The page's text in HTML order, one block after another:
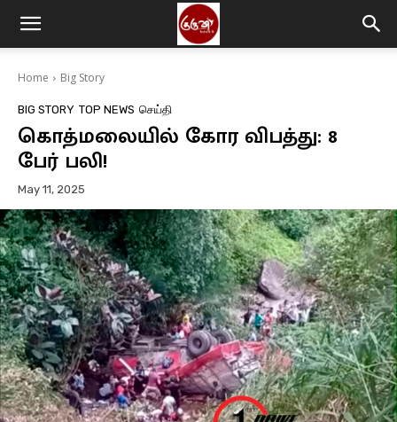
Home Big Story
BIG STORY TOP NEWS செய்தி
கொத்மலையில் கோர விபத்து: 8
பேர் பலி!
May 11, 2025